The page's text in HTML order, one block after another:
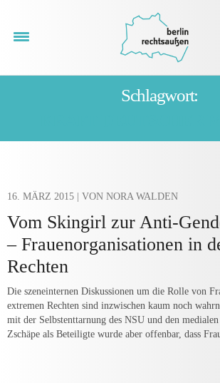
Schlagwort:
16. MÄRZ 2015 | VON NORA WALDEN
Vom Skingirl zur Anti-
– Frauenorganisationen in
Rechten
Die szeneinternen Diskussionen um die Rolle von
extremen Rechten sind inzwischen kaum noch
mit der Selbstenttarnung des NSU und den
Zschäpe als Beteiligte wurde aber offenbar, dass